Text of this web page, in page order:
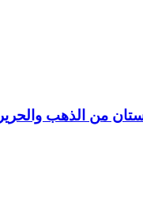
من الذهب والحرير